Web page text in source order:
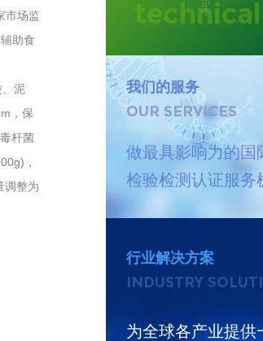
固废处
更多
市场监
助食
、泥
，保
杆菌
，
调整为
我们的服务
OUR SERVICES
做最具影响力的国
检验检测认证服务
行业解决方案
INDUSTRY
为全球各产业提供